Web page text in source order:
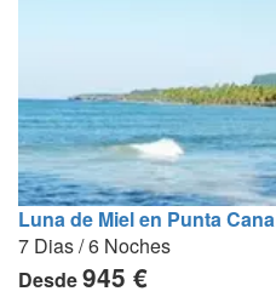
Luna de Miel en Punta Cana
7 Dias / 6 Noches
Desde945 €